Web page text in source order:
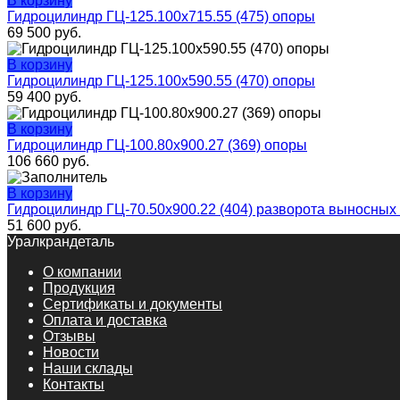
Гидроцилиндр ГЦ-125.100х715.55 (475) опоры
69 500 руб.
В корзину
Гидроцилиндр ГЦ-125.100х590.55 (470) опоры
59 400 руб.
В корзину
Гидроцилиндр ГЦ-100.80х900.27 (369) опоры
106 660 руб.
В корзину
Гидроцилиндр ГЦ-70.50х900.22 (404) разворота выносных
51 600 руб.
Уралкрандеталь
О компании
Продукция
Сертификаты и документы
Оплата и доставка
Отзывы
Новости
Наши склады
Контакты